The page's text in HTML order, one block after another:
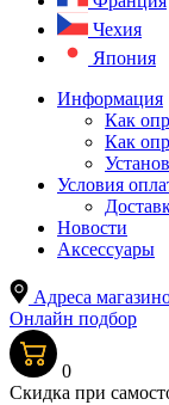
Чехия
Япония
Информация
Как
Как
Условия
Новости
Аксессуары
Адреса
Онлайн подбор
0
Скидка при